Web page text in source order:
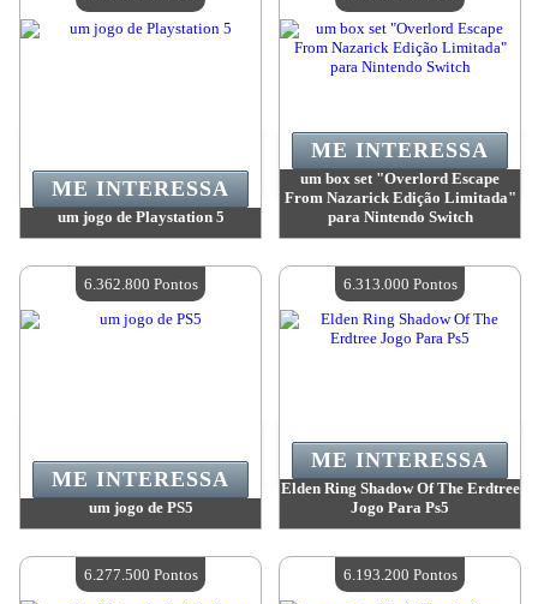
um jogo de Playstation 5
Quantidade disponível:4
ME INTERESSA
um box set "Overlord Escape
From Nazarick Edição Limitada"
para Nintendo Switch
Quantidade disponível:4
ME INTERESSA
um jogo de PS5
Quantidade disponível:4
ME INTERESSA
6.362.800 Pontos
Elden Ring Shadow Of The Erdtree
Jogo Para Ps5
Quantidade disponível:4
ME INTERESSA
6.313.000 Pontos
6.277.500 Pontos 6.193.200 Pontos